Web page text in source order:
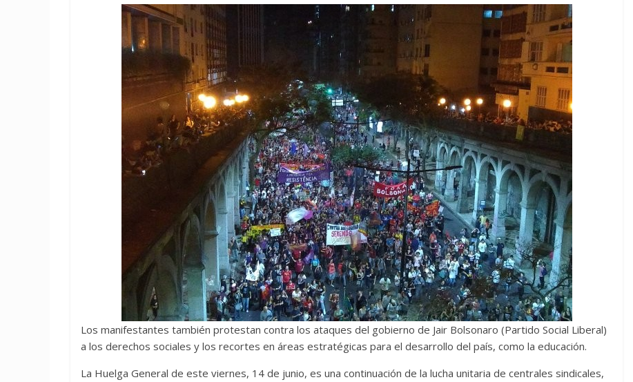
Los manifestantes también protestan contra los ataques del gobierno de Jair Bolsonaro (Partido Social Liberal)
a los derechos sociales y los recortes en áreas estratégicas para el desarrollo del país, como la educación.
La Huelga General de este viernes, 14 de junio, es una continuación de la lucha unitaria de centrales sindicales,